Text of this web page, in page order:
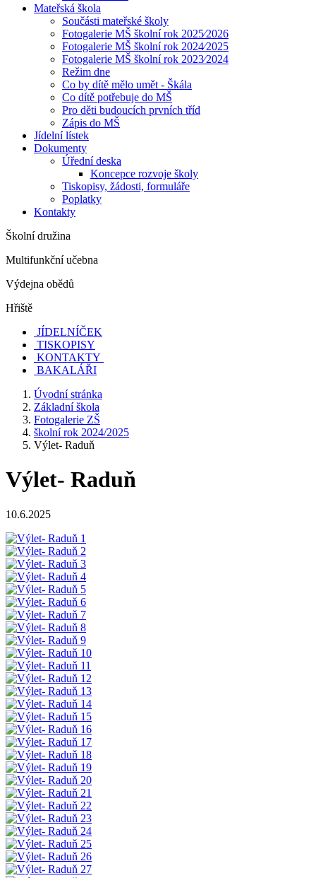
Mateřská škola
Součásti mateřské školy
Fotogalerie MŠ školní rok 2025⁄2026
Fotogalerie MŠ školní rok 2024⁄2025
Fotogalerie MŠ školní rok 2023⁄2024
Režim dne
Co by dítě mělo umět - Škála
Co dítě potřebuje do MŠ
Pro děti budoucích prvních tříd
Zápis do MŠ
Jídelní lístek
Dokumenty
Úřední deska
Koncepce rozvoje školy
Tiskopisy, žádosti, formuláře
Poplatky
Kontakty
Školní družina
Multifunkční učebna
Výdejna obědů
Hřiště
JÍDELNÍČEK
TISKOPISY
KONTAKTY
BAKALÁŘI
Úvodní stránka
Základní škola
Fotogalerie ZŠ
školní rok 2024/2025
Výlet- Raduň
Výlet- Raduň
10.6.2025